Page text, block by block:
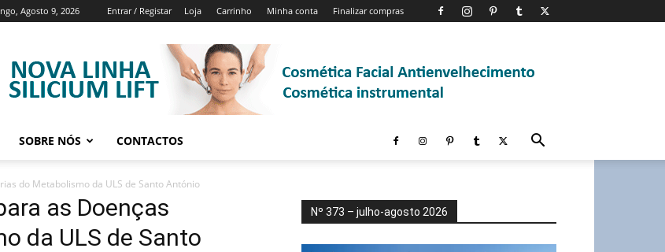
Agosto 9, 2026 Entrar / Registar Loja Carrinho Minha conta Finalizar compras
SOBRE NÓS CONTACTOS
do Metabolismo da ULS de Santo António
as Doenças
da ULS de Santo
Nº 373 – julho-agosto 2026